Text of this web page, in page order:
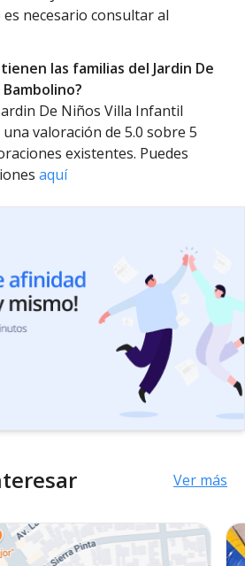
necesario consultar al
las familias del Jardin De
De Niños Villa Infantil
valoración de 5.0 sobre 5
existentes. Puedes
aquí
Ver más